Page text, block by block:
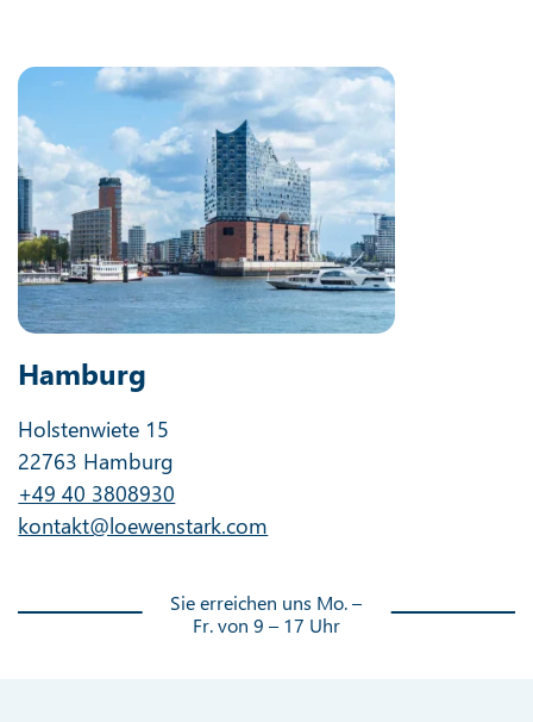
Hamburg
Holstenwiete 15
22763 Hamburg
+49 40 3808930
kontakt@loewenstark.com
Sie erreichen uns Mo. –
Fr. von 9 – 17 Uhr